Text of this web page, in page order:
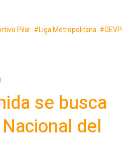
Pilar Liga Metropolitana
GEVP
se busca
del